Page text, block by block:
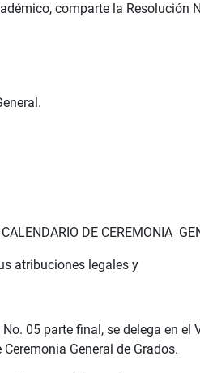
comparte la Resolución
DE CEREMONIA
atribuciones legales y
05 parte final, se delega en el
General de Grados.